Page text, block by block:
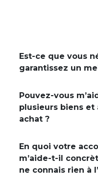
Est-ce que vous
garantissez un
Pouvez-vous
plusieurs biens et
achat ?
En quoi votre
m’aide-t-il
ne connais rien à